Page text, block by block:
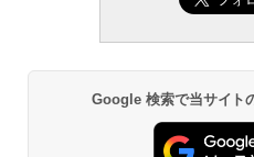
Google 検索で当サイト